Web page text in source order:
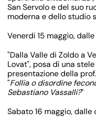
San Servolo e del suo
moderna e dello studio
Venerdi 15 maggio,
"Dalla Valle di Zoldo a
Lovat", posa di una
presentazione della
"Follia o disordine
Sebastiano Vassalli?"
Sabato 16 maggio, dalle